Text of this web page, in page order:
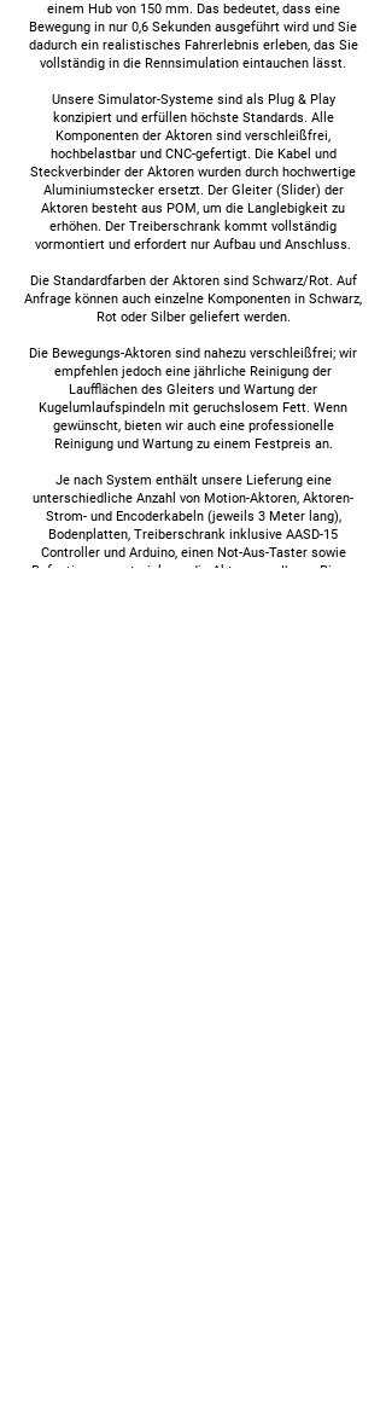
einem Hub von 150 mm. Das bedeutet, dass eine
Bewegung in nur 0,6 Sekunden ausgeführt wird und Sie
dadurch ein realistisches Fahrerlebnis erleben, das Sie
vollständig in die Rennsimulation eintauchen lässt.
Unsere Simulator-Systeme sind als Plug & Play
konzipiert und erfüllen höchste Standards. Alle
Komponenten der Aktoren sind verschleißfrei,
hochbelastbar und CNC-gefertigt. Die Kabel und
Steckverbinder der Aktoren wurden durch hochwertige
Aluminiumstecker ersetzt. Der Gleiter (Slider) der
Aktoren besteht aus POM, um die Langlebigkeit zu
erhöhen. Der Treiberschrank kommt vollständig
vormontiert und erfordert nur Aufbau und Anschluss.
Die Standardfarben der Aktoren sind Schwarz/Rot. Auf
Anfrage können auch einzelne Komponenten in Schwarz,
Rot oder Silber geliefert werden.
Die Bewegungs-Aktoren sind nahezu verschleißfrei; wir
empfehlen jedoch eine jährliche Reinigung der
Laufflächen des Gleiters und Wartung der
Kugelumlaufspindeln mit geruchslosem Fett. Wenn
gewünscht, bieten wir auch eine professionelle
Reinigung und Wartung zu einem Festpreis an.
Je nach System enthält unsere Lieferung eine
unterschiedliche Anzahl von Motion-Aktoren, Aktoren-
Strom- und Encoderkabeln (jeweils 3 Meter lang),
Bodenplatten, Treiberschrank inklusive AASD-15
Controller und Arduino, einen Not-Aus-Taster sowie
Befestigungsmaterial, um die Aktoren an Ihrem Rig zu